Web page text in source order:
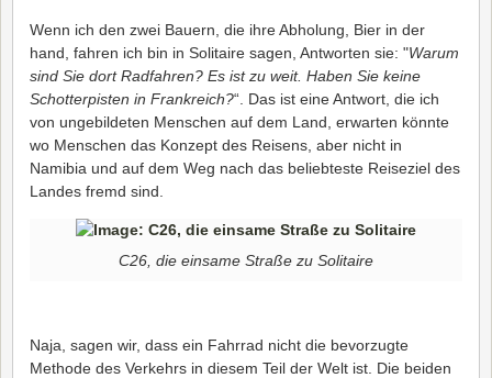
Wenn ich den zwei Bauern, die ihre Abholung, Bier in der
hand, fahren ich bin in Solitaire sagen, Antworten sie: "Warum
sind Sie dort Radfahren? Es ist zu weit. Haben Sie keine
Schotterpisten in Frankreich?“. Das ist eine Antwort, die ich
von ungebildeten Menschen auf dem Land, erwarten könnte
wo Menschen das Konzept des Reisens, aber nicht in
Namibia und auf dem Weg nach das beliebteste Reiseziel des
Landes fremd sind.
C26, die einsame Straße zu Solitaire
Naja, sagen wir, dass ein Fahrrad nicht die bevorzugte
Methode des Verkehrs in diesem Teil der Welt ist. Die beiden